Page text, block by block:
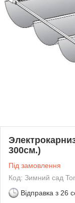
300см.)
Під замовлення
Код: Зимний сад
Відправка з 26